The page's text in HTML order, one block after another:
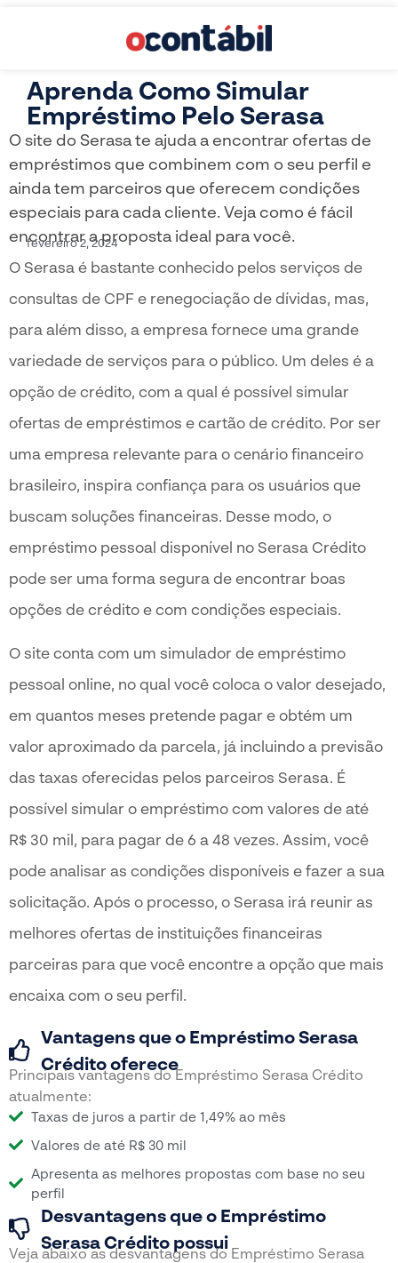
Aprenda Como Simular
Empréstimo Pelo Serasa
O site do Serasa te ajuda a encontrar ofertas de
empréstimos que combinem com o seu perfil e
ainda tem parceiros que oferecem condições
especiais para cada cliente. Veja como é fácil
encontrar a proposta ideal para você.
fevereiro 2, 2024
O Serasa é bastante conhecido pelos serviços de
consultas de CPF e renegociação de dívidas, mas,
para além disso, a empresa fornece uma grande
variedade de serviços para o público. Um deles é a
opção de crédito, com a qual é possível simular
ofertas de empréstimos e cartão de crédito. Por ser
uma empresa relevante para o cenário financeiro
brasileiro, inspira confiança para os usuários que
buscam soluções financeiras. Desse modo, o
empréstimo pessoal disponível no Serasa Crédito
pode ser uma forma segura de encontrar boas
opções de crédito e com condições especiais.
O site conta com um simulador de empréstimo
pessoal online, no qual você coloca o valor desejado,
em quantos meses pretende pagar e obtém um
valor aproximado da parcela, já incluindo a previsão
das taxas oferecidas pelos parceiros Serasa. É
possível simular o empréstimo com valores de até
R$ 30 mil, para pagar de 6 a 48 vezes. Assim, você
pode analisar as condições disponíveis e fazer a sua
solicitação. Após o processo, o Serasa irá reunir as
melhores ofertas de instituições financeiras
parceiras para que você encontre a opção que mais
encaixa com o seu perfil.
Vantagens que o Empréstimo Serasa
Crédito oferece
Principais vantagens do Empréstimo Serasa Crédito
atualmente:
Taxas de juros a partir de 1,49% ao mês
Valores de até R$ 30 mil
Apresenta as melhores propostas com base no seu
perfil
Desvantagens que o Empréstimo
Serasa Crédito possui
Veja abaixo as desvantagens do Empréstimo Serasa